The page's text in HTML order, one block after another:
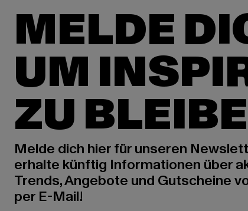
MELDE
UM
ZU
Melde dich hier für unseren
erhalte künftig Informationen über
Trends, Angebote und Gutscheine
per E-Mail!